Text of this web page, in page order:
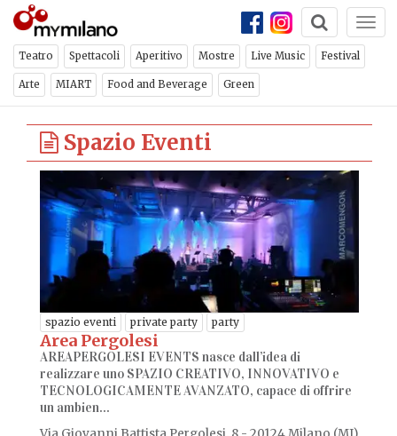
Teatro Spettacoli Aperitivo Mostre Live Music Festival
Arte MIART Food and Beverage Green
Spazio Eventi
spazio eventi private party party
Area Pergolesi
AREAPERGOLESI EVENTS nasce dall’idea di
realizzare uno SPAZIO CREATIVO, INNOVATIVO e
TECNOLOGICAMENTE AVANZATO, capace di offrire
un ambien...